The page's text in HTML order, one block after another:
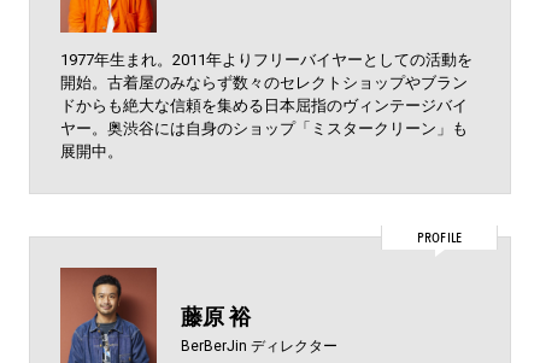
1977年生まれ。2011年よりフリーバイヤーとしての活動を
開始。古着屋のみならず数々のセレクトショップやブラン
ドからも絶大な信頼を集める日本屈指のヴィンテージバイ
ヤー。奥渋谷には自身のショップ「ミスタークリーン」も
展開中。
PROFILE
藤原 裕
BerBerJin ディレクター